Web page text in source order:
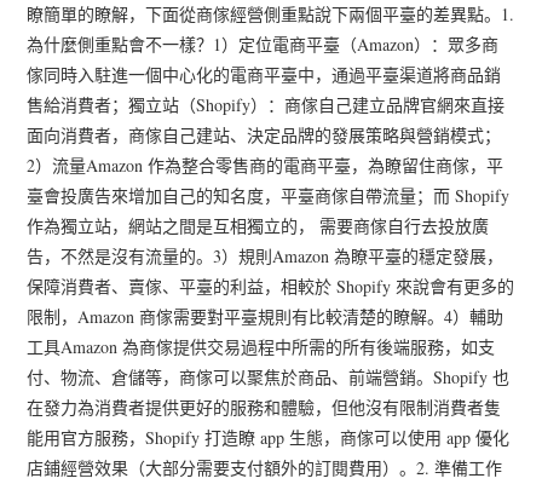
瞭簡單的瞭解，下面從商傢經營側重點說下兩個平臺的差異點。1.
為什麼側重點會不一樣？1）定位電商平臺（Amazon）：眾多商
傢同時入駐進一個中心化的電商平臺中，通過平臺渠道將商品銷
售給消費者；獨立站（Shopify）：商傢自己建立品牌官網來直接
面向消費者，商傢自己建站、決定品牌的發展策略與營銷模式；
2）流量Amazon 作為整合零售商的電商平臺，為瞭留住商傢，平
臺會投廣告來增加自己的知名度，平臺商傢自帶流量；而 Shopify
作為獨立站，網站之間是互相獨立的， 需要商傢自行去投放廣
告，不然是沒有流量的。3）規則Amazon 為瞭平臺的穩定發展，
保障消費者、賣傢、平臺的利益，相較於 Shopify 來說會有更多的
限制，Amazon 商傢需要對平臺規則有比較清楚的瞭解。4）輔助
工具Amazon 為商傢提供交易過程中所需的所有後端服務，如支
付、物流、倉儲等，商傢可以聚焦於商品、前端營銷。Shopify 也
在發力為消費者提供更好的服務和體驗，但他沒有限制消費者隻
能用官方服務，Shopify 打造瞭 app 生態，商傢可以使用 app 優化
店鋪經營效果（大部分需要支付額外的訂閱費用）。2. 準備工作